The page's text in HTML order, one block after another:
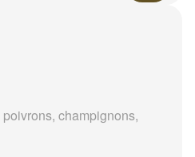
champignons,